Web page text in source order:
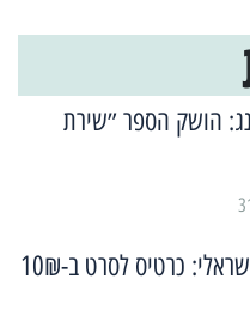
הושק הספר ״שירת
יום הקולנוע הישראלי: כרטיס לסרט ב-10₪